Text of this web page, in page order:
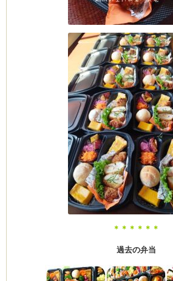
by CEDO)
＊＊＊＊＊＊
過去の弁当